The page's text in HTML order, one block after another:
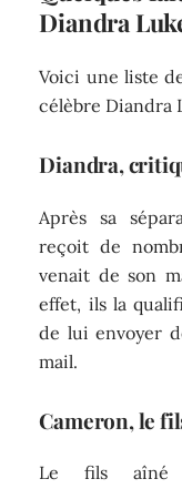
Diandra
Voici une liste
célèbre Diandra
Diandra,
Après sa
reçoit de
venait de son
effet, ils la
de lui envoyer
mail.
Cameron, le
Le fils aîné